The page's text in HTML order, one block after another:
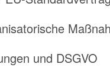
und DSGVO